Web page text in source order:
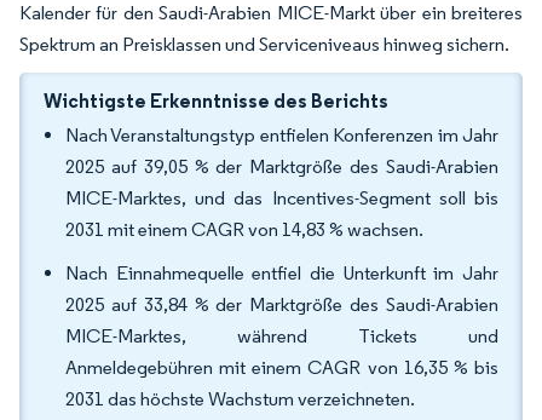
Kalender für den Saudi-Arabien MICE-Markt über ein breiteres
Spektrum an Preisklassen und Serviceniveaus hinweg sichern.
Wichtigste Erkenntnisse des Berichts
Nach Veranstaltungstyp entfielen Konferenzen im Jahr
2025 auf 39,05 % der Marktgröße des Saudi-Arabien
MICE-Marktes, und das Incentives-Segment soll bis
2031 mit einem CAGR von 14,83 % wachsen.
Nach Einnahmequelle entfiel die Unterkunft im Jahr
2025 auf 33,84 % der Marktgröße des Saudi-Arabien
MICE-Marktes, während Tickets und
Anmeldegebühren mit einem CAGR von 16,35 % bis
2031 das höchste Wachstum verzeichneten.